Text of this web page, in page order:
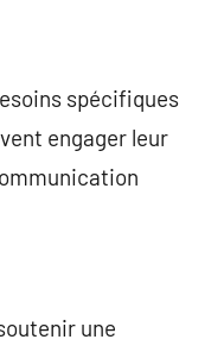
spécifiques
engager leur
une